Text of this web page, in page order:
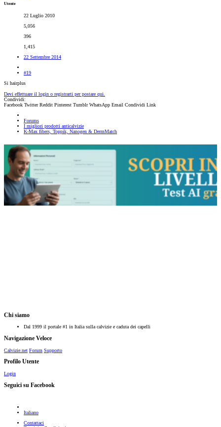
Utente
22 Luglio 2010
5,056
396
1,415
22 Settembre 2014
#19
Si hairplus
Devi effettuare il login o registrarti per postare qui.
Condividi:
Facebook Twitter Reddit Pinterest Tumblr WhatsApp Email Condividi Link
Forums
I migliori prodotti anticalvizie
K-Max fibers, Toppik, Nanogen & DermMatch
Chi siamo
Dal 1999 il portale #1 in Italia sulla calvizie e caduta dei capelli
Navigazione Veloce
Calvizie.net Forum Supporto
Profilo Utente
Login
Seguici su Facebook
Italiano
Contattaci